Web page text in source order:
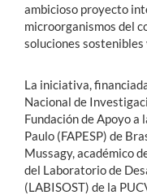
ambicioso proyecto
microorganismos del
soluciones sostenibles
La iniciativa,
Nacional de
Fundación de Apoyo a
Paulo (FAPESP) de
Mussagy, académico
del Laboratorio de
(LABISOST) de la